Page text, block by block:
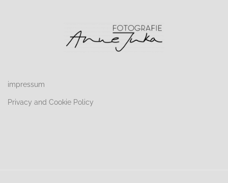
impressum
Privacy and Cookie Policy